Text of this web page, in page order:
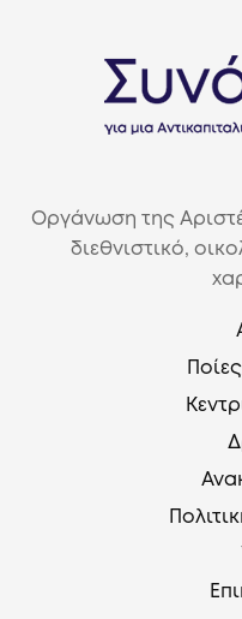
Οργάνωση της
διεθνιστικό,